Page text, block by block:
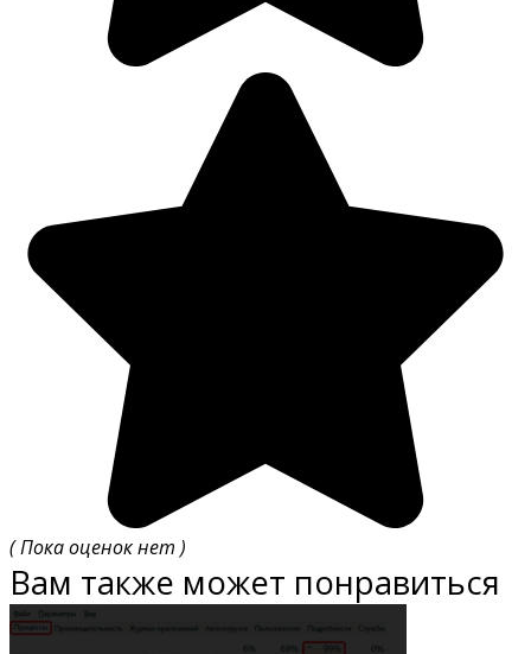
( Пока оценок нет )
Вам также может понравиться